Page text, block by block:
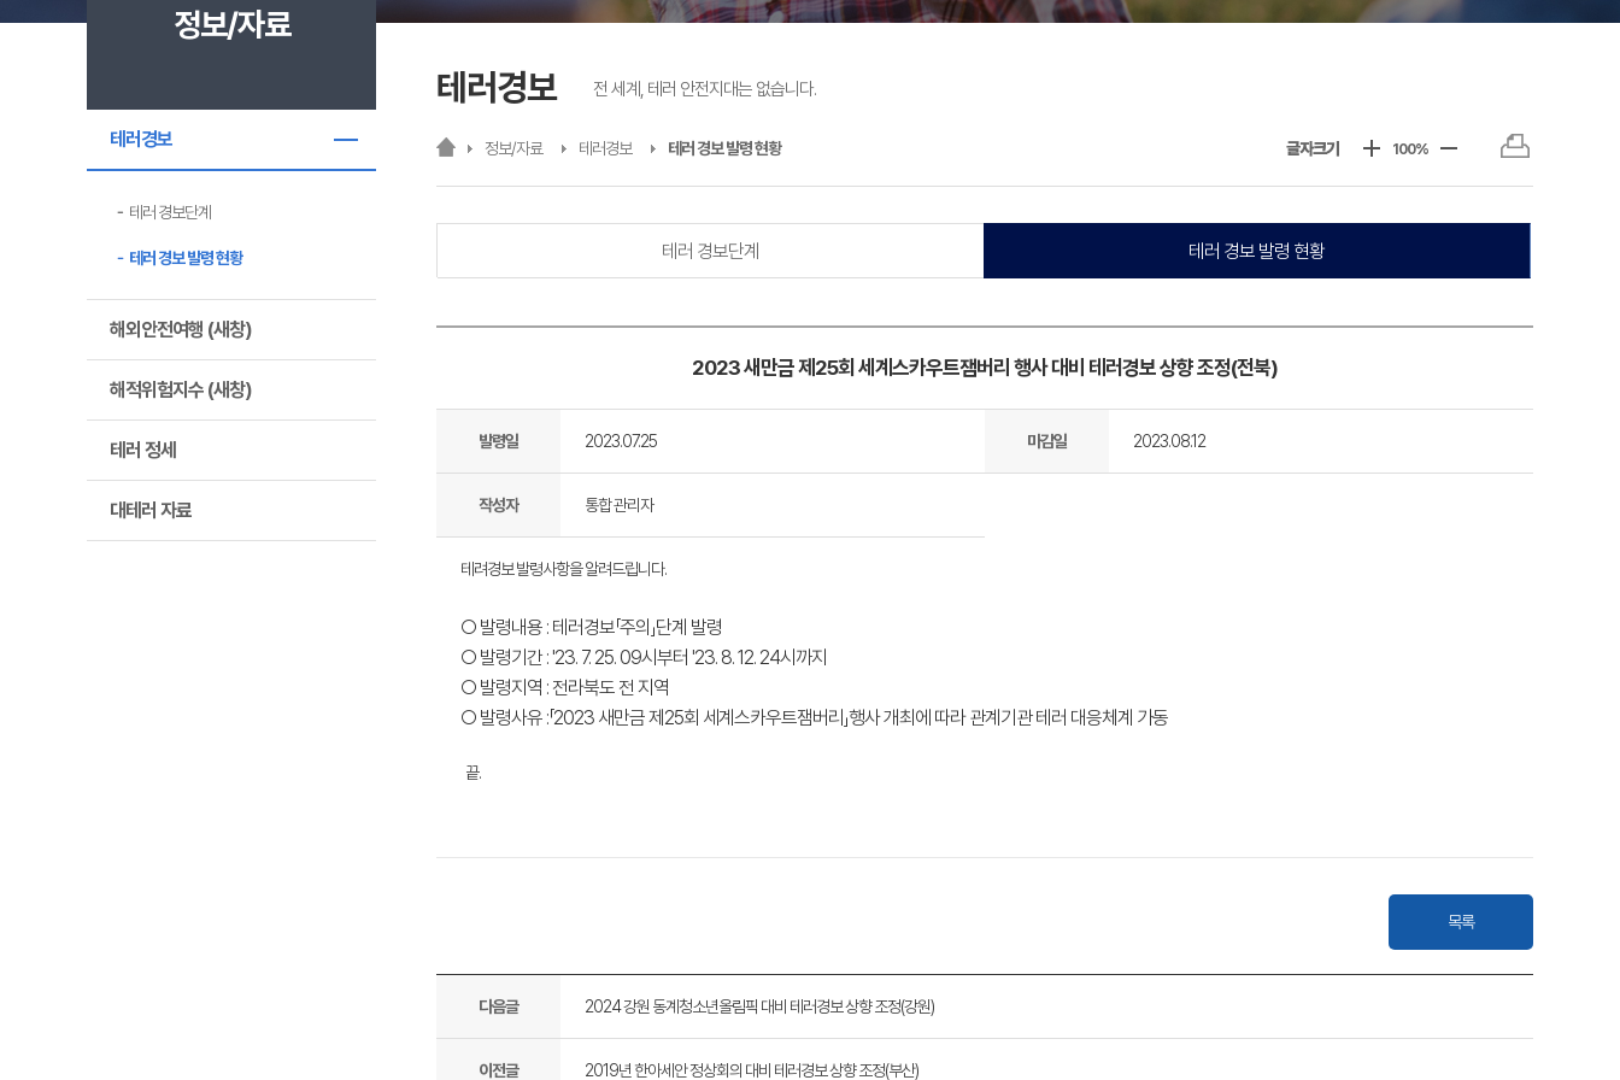
정보/자료 테러경보 테러 경보 발령 현황 글자크기 100%
정보/자료
테러경보
테러 경보단계
테러 경보 발령 현황
해외안전여행 (새창)
해적위험지수 (새창)
테러 정세
대테러 자료
테러경보 전 세계, 테러 안전지대는 없습니다.
테러 경보단계 테러 경보 발령 현황
2023 새만금 제25회 세계스카우트잼버리 행사 대비 테러경보 상향 조정(전북)
발령일 2023.07.25 마감일 2023.08.12
작성자 통합 관리자
테려경보 발령사항을 알려드립니다.
○ 발령내용 : 테러경보「주의」단계 발령
○ 발령기간 : '23. 7. 25. 09시부터 '23. 8. 12. 24시까지
○ 발령지역 : 전라북도 전 지역
○ 발령사유 :「2023 새만금 제25회 세계스카우트잼버리」행사 개최에 따라 관계기관 테러 대응체계 가동
끝.
목록
다음글 2024 강원 동계청소년올림픽 대비 테러경보 상향 조정(강원)
이전글 2019년 한아세안 정상회의 대비 테러경보 상향 조정(부산)